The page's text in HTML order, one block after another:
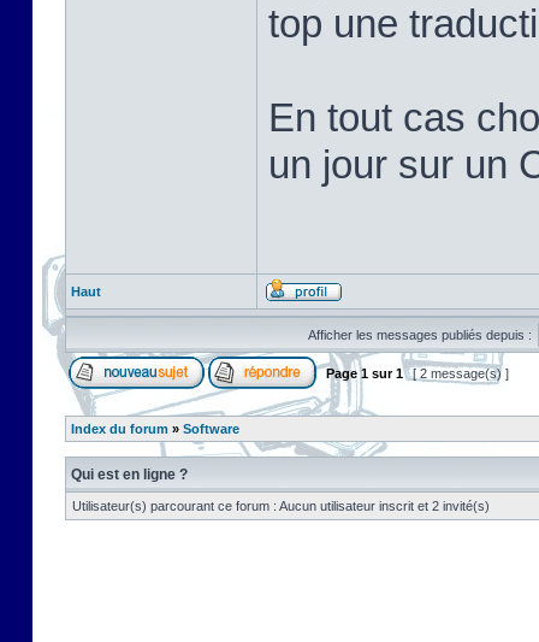
top une
En tout cas
un jour sur un
Haut
Afficher les messages publiés depuis :
Page1 sur1 [ 2 message(s) ]
Index du forum » Software
Qui est en ligne ?
Utilisateur(s) parcourant ce forum : Aucun utilisateur inscrit et 2 invité(s)